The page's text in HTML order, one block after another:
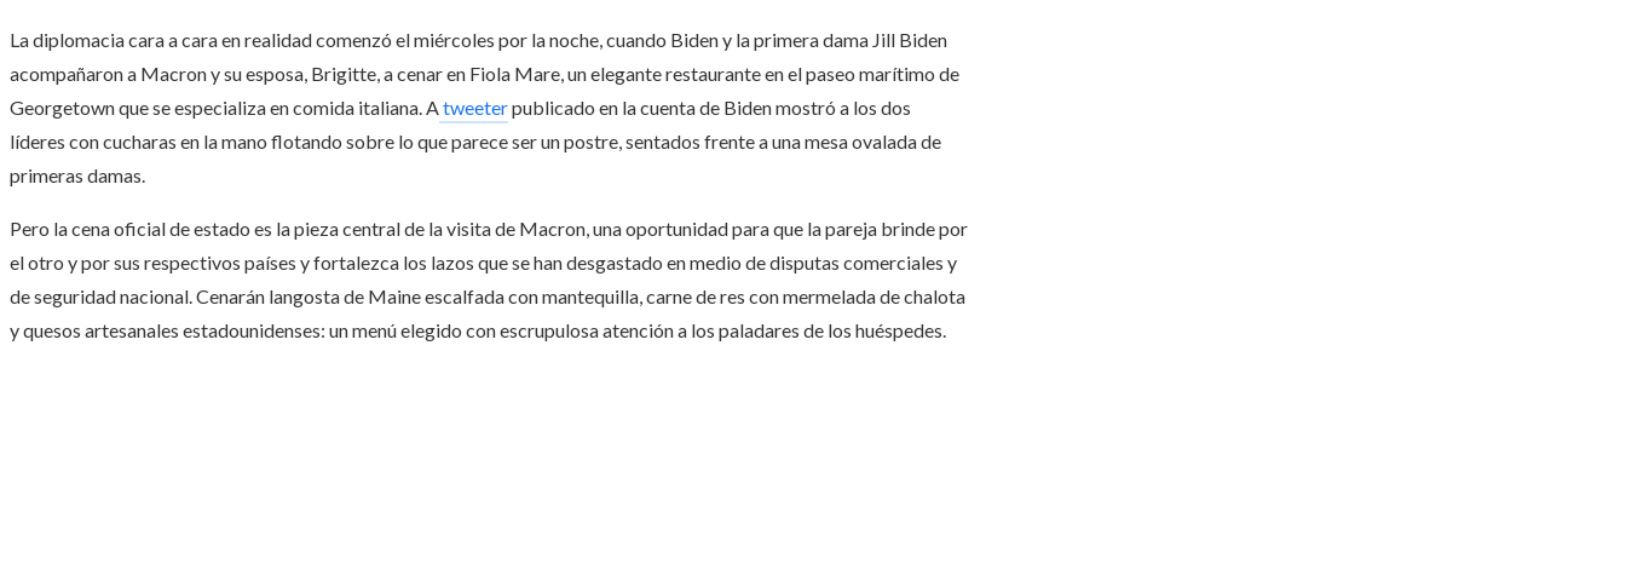
La diplomacia cara a cara en realidad comenzó el miércoles por la noche, cuando Biden y la primera dama Jill Biden
acompañaron a Macron y su esposa, Brigitte, a cenar en Fiola Mare, un elegante restaurante en el paseo marítimo de
Georgetown que se especializa en comida italiana. Atweeterpublicado en la cuenta de Biden mostró a los dos
líderes con cucharas en la mano flotando sobre lo que parece ser un postre, sentados frente a una mesa ovalada de
primeras damas.
Pero la cena oficial de estado es la pieza central de la visita de Macron, una oportunidad para que la pareja brinde por
el otro y por sus respectivos países y fortalezca los lazos que se han desgastado en medio de disputas comerciales y
de seguridad nacional. Cenarán langosta de Maine escalfada con mantequilla, carne de res con mermelada de chalota
y quesos artesanales estadounidenses: un menú elegido con escrupulosa atención a los paladares de los huéspedes.